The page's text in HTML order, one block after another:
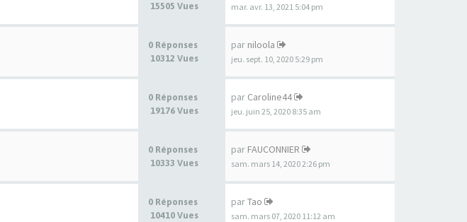
15505 Vues
mar. avr. 13, 2021 5:04 pm
0 Réponses
10312 Vues
par niloola
jeu. sept. 10, 2020 5:29 pm
0 Réponses
19176 Vues
par Caroline44
jeu. juin 25, 2020 8:35 am
0 Réponses
10333 Vues
par FAUCONNIER
sam. mars 14, 2020 2:26 pm
0 Réponses
10410 Vues
parTao
sam. mars 07, 2020 11:12 am